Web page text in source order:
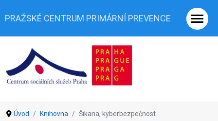
PRAŽSKÉ CENTRUM PRIMÁRNÍ PREVENCE
Úvod Knihovna Šikana, kyberbezpečnost